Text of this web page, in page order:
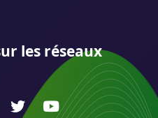
les réseaux